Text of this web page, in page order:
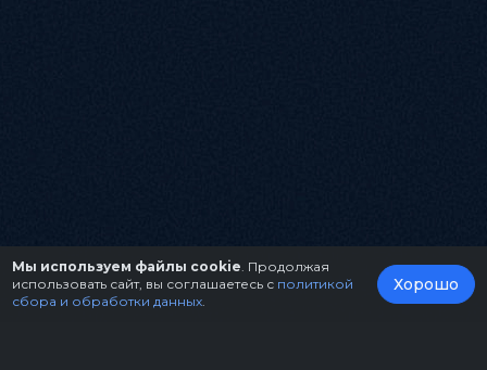
Мы используем файлы cookie . Продолжая
использовать сайт, вы соглашаетесь с политикой
сбора и обработки данных
Хорошо